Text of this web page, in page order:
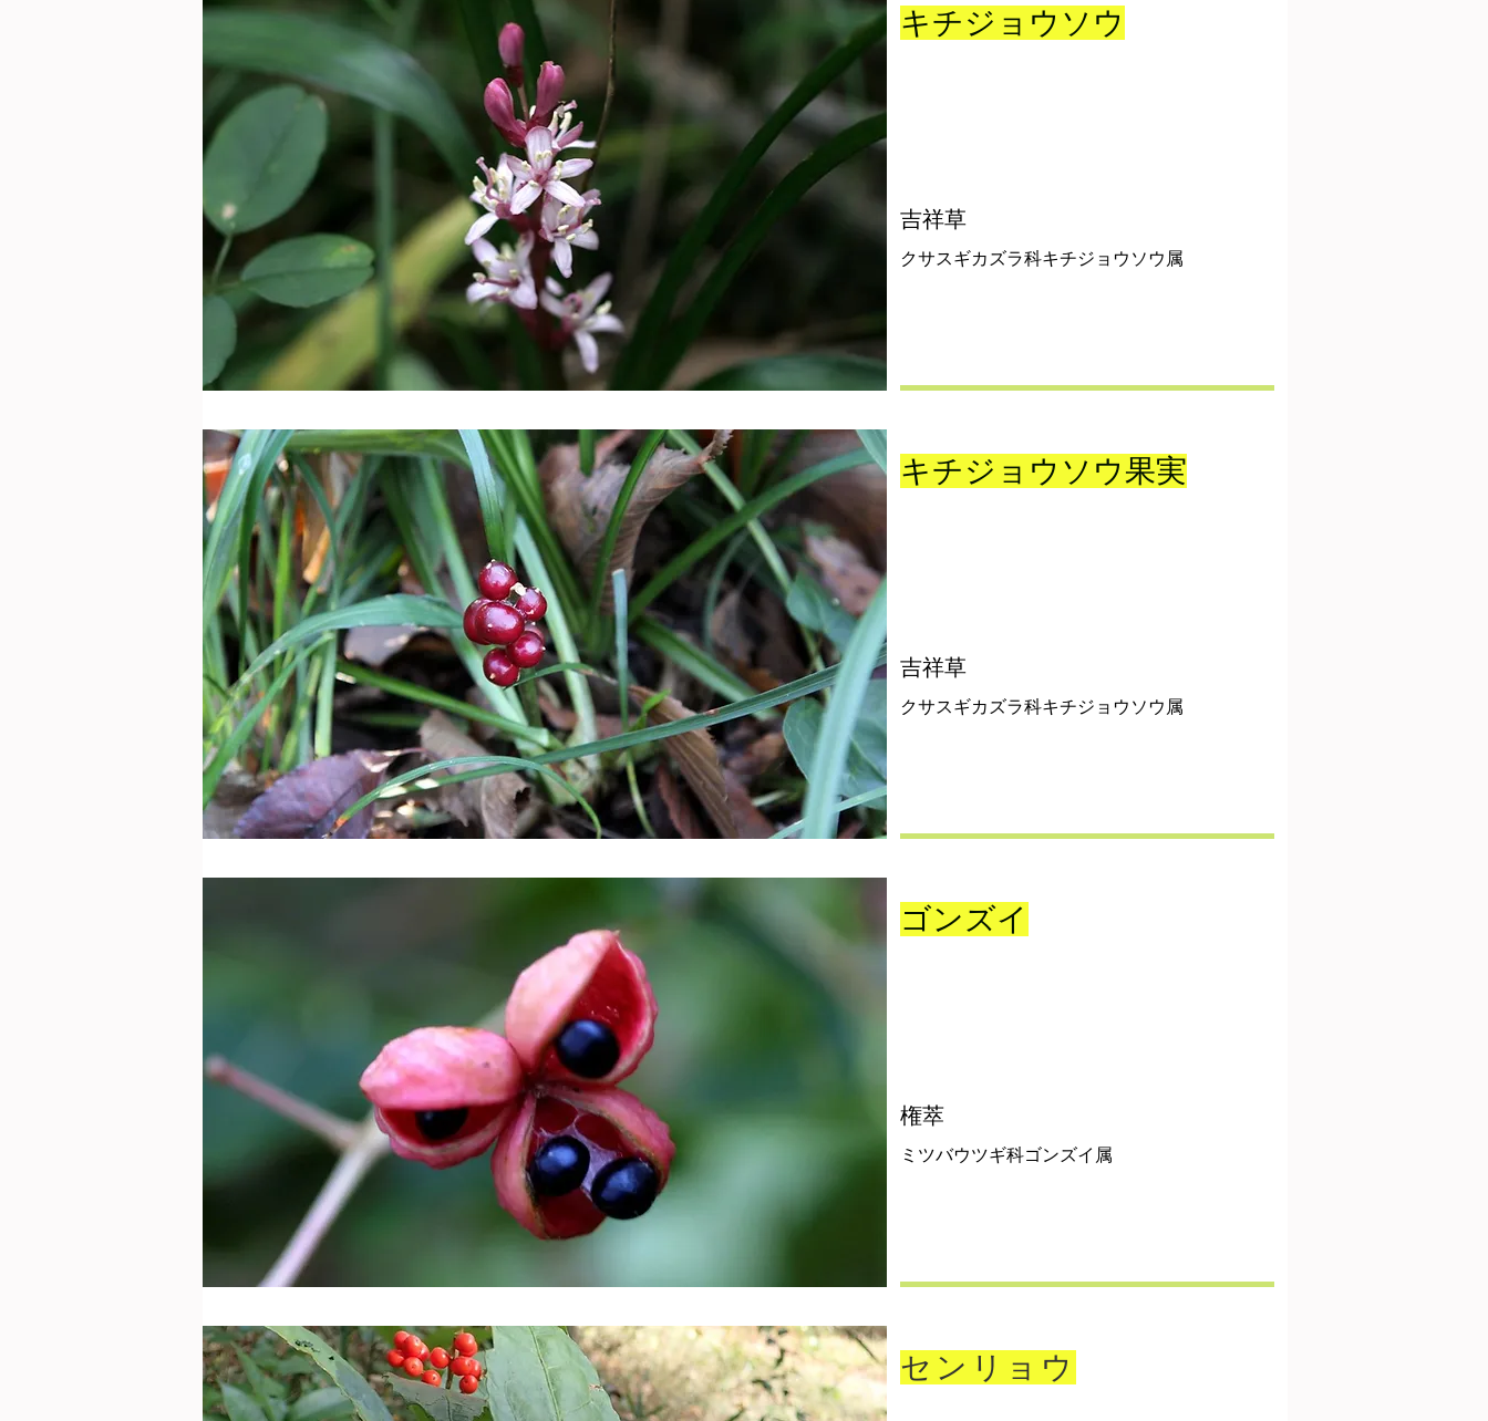
キチジョウソウ
吉祥草
クサスギカズラ科キチジョウソウ属
キチジョウソウ果実
吉祥草
クサスギカズラ科キチジョウソウ属
ゴンズイ
権萃
ミツバウツギ科ゴンズイ属
センリョウ